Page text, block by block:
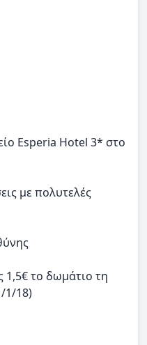
Esperia Hotel 3* στο
με πολυτελές
1,5€ το δωμάτιο τη
1/18)